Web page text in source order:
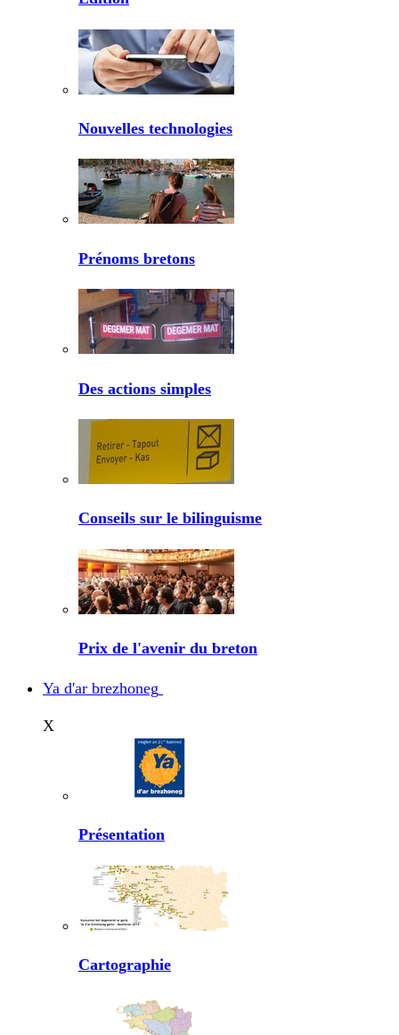
Nouvelles technologies
Prénoms bretons
Des actions simples
Conseils sur le bilinguisme
Prix de l'avenir du breton
Ya d'ar brezhoneg
X
Présentation
Cartographie